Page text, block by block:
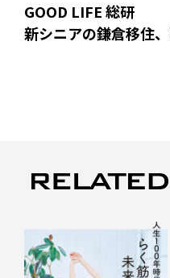
GOOD LIFE 総研
新シニアの鎌倉移住